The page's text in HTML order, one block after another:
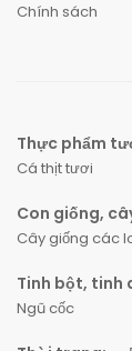
Chính sách
Thực phẩm
Cá thịt tươi
Con giống,
Cây giống các
Tinh bột, tinh
Ngũ cốc